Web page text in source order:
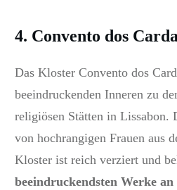
4. Convento dos
Das Kloster Convento dos
beeindruckenden Inneren zu
religiösen Stätten in Lissabon.
von hochrangigen Frauen aus
Kloster ist reich verziert und
beeindruckendsten Werke an